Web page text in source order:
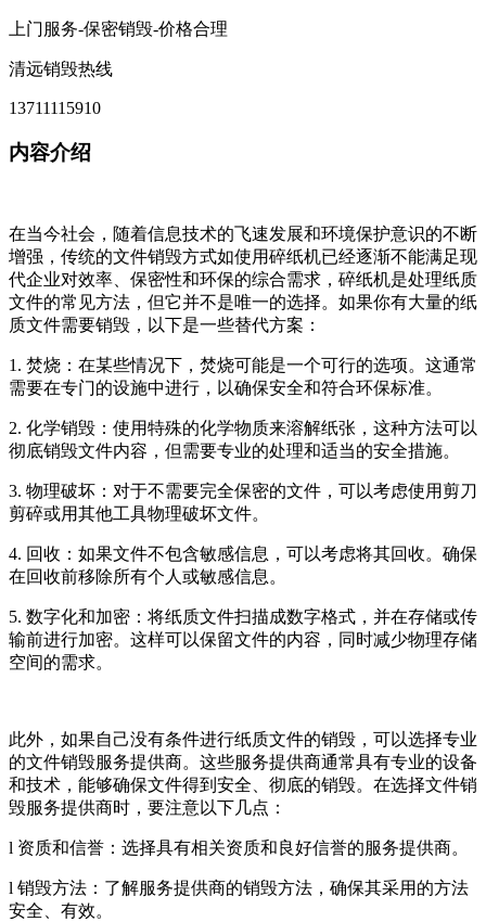
上门服务-保密销毁-价格合理
清远销毁热线
13711115910
内容介绍
在当今社会，随着信息技术的飞速发展和环境保护意识的不断
增强，传统的文件销毁方式如使用碎纸机已经逐渐不能满足现
代企业对效率、保密性和环保的综合需求，碎纸机是处理纸质
文件的常见方法，但它并不是唯一的选择。如果你有大量的纸
质文件需要销毁，以下是一些替代方案：
1. 焚烧：在某些情况下，焚烧可能是一个可行的选项。这通常
需要在专门的设施中进行，以确保安全和符合环保标准。
2. 化学销毁：使用特殊的化学物质来溶解纸张，这种方法可以
彻底销毁文件内容，但需要专业的处理和适当的安全措施。
3. 物理破坏：对于不需要完全保密的文件，可以考虑使用剪刀
剪碎或用其他工具物理破坏文件。
4. 回收：如果文件不包含敏感信息，可以考虑将其回收。确保
在回收前移除所有个人或敏感信息。
5. 数字化和加密：将纸质文件扫描成数字格式，并在存储或传
输前进行加密。这样可以保留文件的内容，同时减少物理存储
空间的需求。
此外，如果自己没有条件进行纸质文件的销毁，可以选择专业
的文件销毁服务提供商。这些服务提供商通常具有专业的设备
和技术，能够确保文件得到安全、彻底的销毁。在选择文件销
毁服务提供商时，要注意以下几点：
l 资质和信誉：选择具有相关资质和良好信誉的服务提供商。
l 销毁方法：了解服务提供商的销毁方法，确保其采用的方法
安全、有效。